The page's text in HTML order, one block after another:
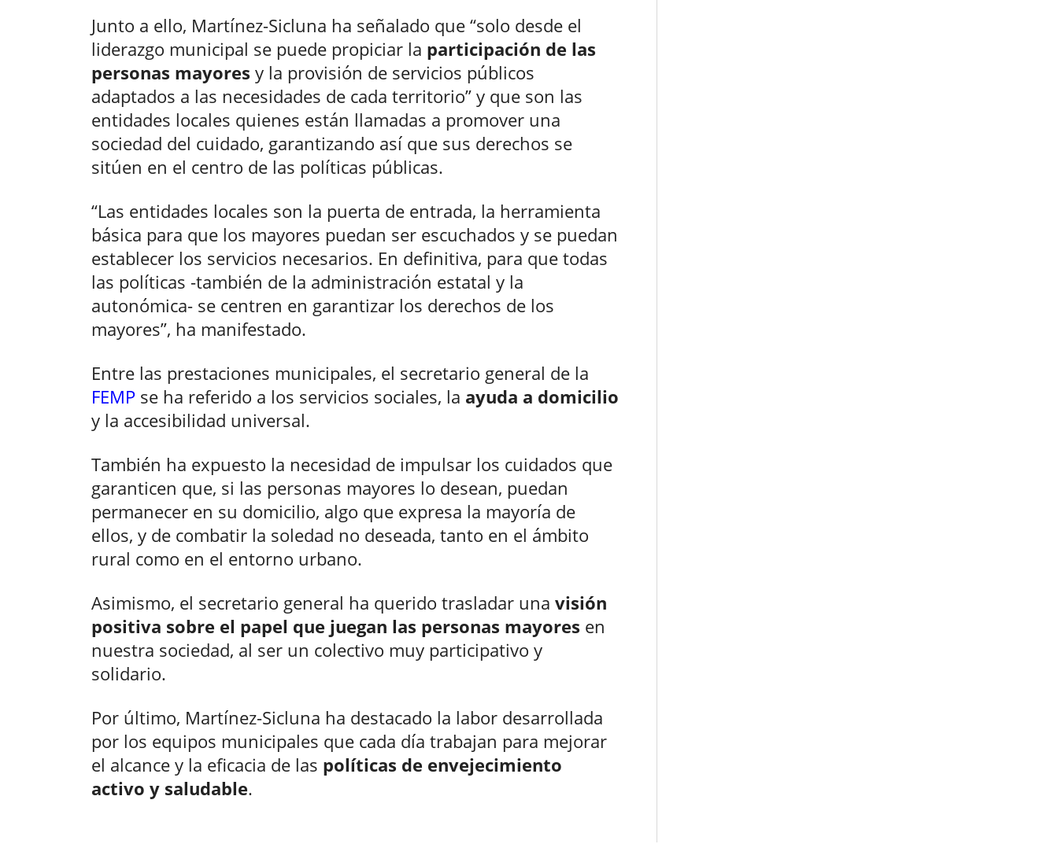
Junto a ello, Martínez-Sicluna ha señalado que “solo desde el
liderazgo municipal se puede propiciar la participación de las
personas mayores y la provisión de servicios públicos
adaptados a las necesidades de cada territorio” y que son las
entidades locales quienes están llamadas a promover una
sociedad del cuidado, garantizando así que sus derechos se
sitúen en el centro de las políticas públicas.
“Las entidades locales son la puerta de entrada, la herramienta
básica para que los mayores puedan ser escuchados y se puedan
establecer los servicios necesarios. En definitiva, para que todas
las políticas -también de la administración estatal y la
autonómica- se centren en garantizar los derechos de los
mayores”, ha manifestado.
Entre las prestaciones municipales, el secretario general de la
FEMP se ha referido a los servicios sociales, la ayuda a domicilio
y la accesibilidad universal.
También ha expuesto la necesidad de impulsar los cuidados que
garanticen que, si las personas mayores lo desean, puedan
permanecer en su domicilio, algo que expresa la mayoría de
ellos, y de combatir la soledad no deseada, tanto en el ámbito
rural como en el entorno urbano.
Asimismo, el secretario general ha querido trasladar una visión
positiva sobre el papel que juegan las personas mayores en
nuestra sociedad, al ser un colectivo muy participativo y
solidario.
Por último, Martínez-Sicluna ha destacado la labor desarrollada
por los equipos municipales que cada día trabajan para mejorar
el alcance y la eficacia de las políticas de envejecimiento
activo y saludable.